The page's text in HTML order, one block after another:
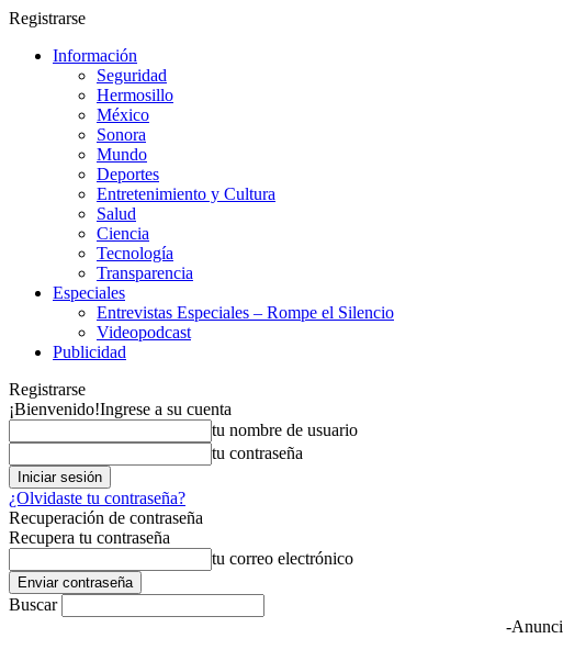
Registrarse
Información
Seguridad
Hermosillo
México
Sonora
Mundo
Deportes
Entretenimiento y Cultura
Salud
Ciencia
Tecnología
Transparencia
Especiales
Entrevistas Especiales – Rompe el Silencio
Videopodcast
Publicidad
Registrarse
¡Bienvenido!Ingrese a su cuenta
tu nombre de usuario
tu contraseña
¿Olvidaste tu contraseña?
Recuperación de contraseña
Recupera tu contraseña
tu correo electrónico
Buscar
-